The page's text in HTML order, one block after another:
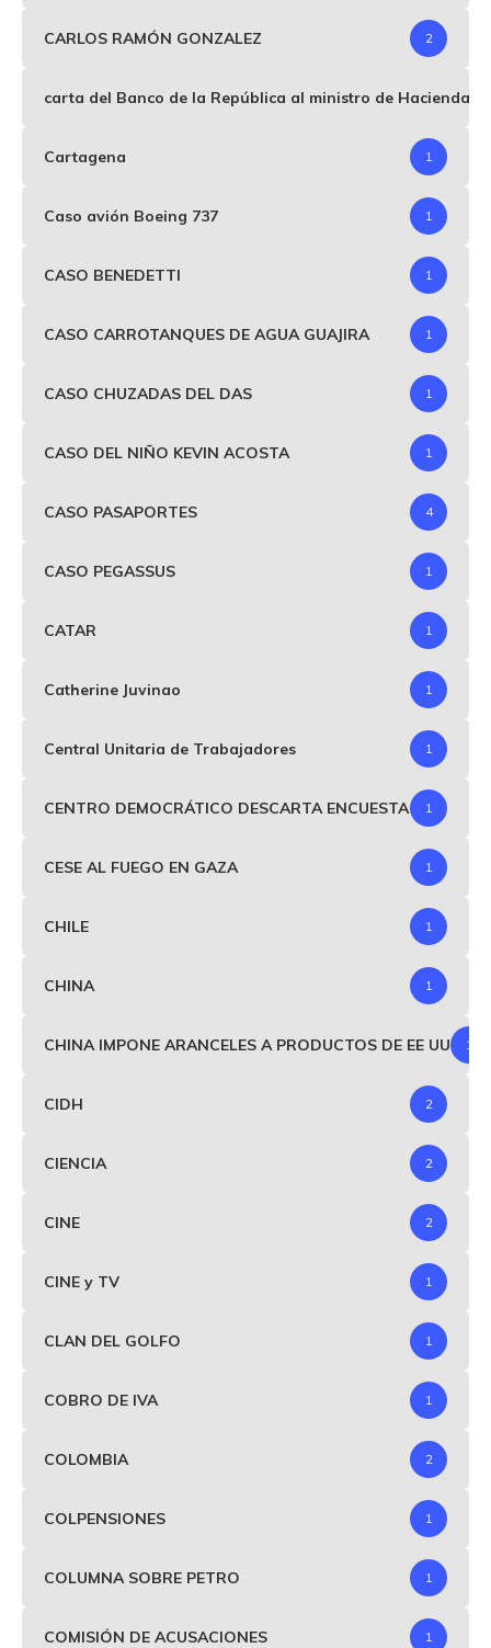
CARLOS RAMÓN GONZALEZ 2
carta del Banco de la República al ministro de Hacienda
Cartagena 1
Caso avión Boeing 737 1
CASO BENEDETTI 1
CASO CARROTANQUES DE AGUA GUAJIRA 1
CASO CHUZADAS DEL DAS 1
CASO DEL NIÑO KEVIN ACOSTA 1
CASO PASAPORTES 4
CASO PEGASSUS 1
CATAR 1
Catherine Juvinao 1
Central Unitaria de Trabajadores 1
CENTRO DEMOCRÁTICO DESCARTA ENCUESTA 1
CESE AL FUEGO EN GAZA 1
CHILE 1
CHINA 1
CHINA IMPONE ARANCELES A PRODUCTOS DE EE UU 1
CIDH 2
CIENCIA 2
CINE 2
CINE y TV 1
CLAN DEL GOLFO 1
COBRO DE IVA 1
COLOMBIA 2
COLPENSIONES 1
COLUMNA SOBRE PETRO 1
COMISIÓN DE ACUSACIONES 1